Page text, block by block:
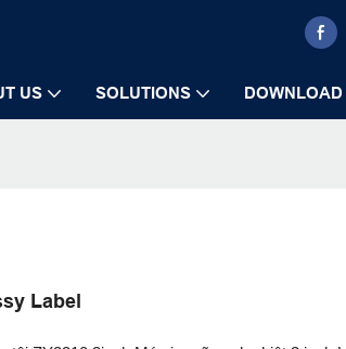
US SOLUTIONS DOWNLOAD
Label